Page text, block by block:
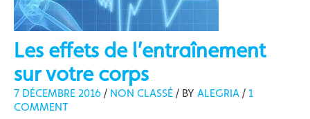
Les effets de l’entraînement
sur votre corps
7 DÉCEMBRE 2016 / NON CLASSÉ / BY ALEGRIA / 1
COMMENT